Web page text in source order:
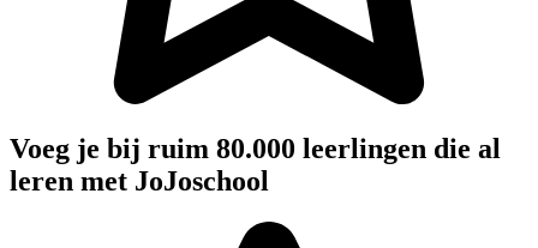
Voeg je bij ruim 80.000 leerlingen die al
leren met JoJoschool